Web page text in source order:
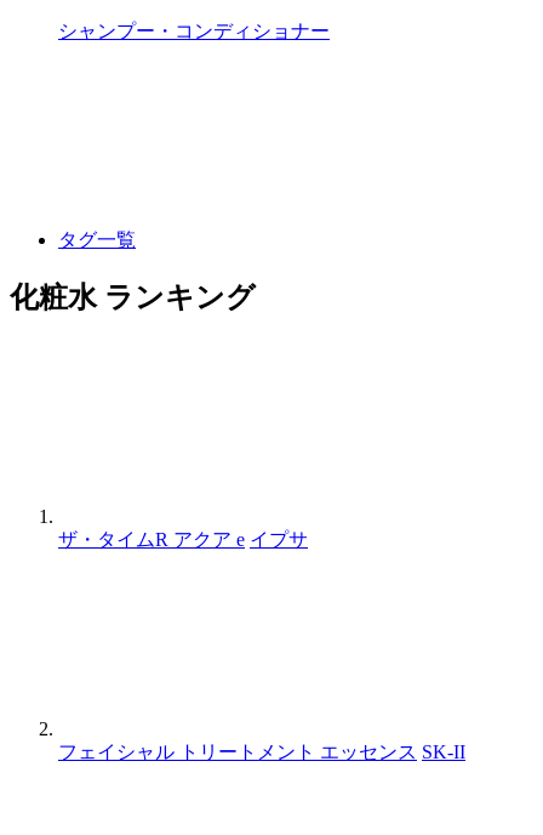
シャンプー・コンディショナー
タグ一覧
化粧水 ランキング
ザ・タイムR アクア e イプサ
フェイシャル トリートメント エッセンス SK-II